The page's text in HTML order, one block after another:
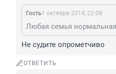
Гость1 октября 2014, 22:08
Не судите опрометчиво
ОТВЕТИТЬ